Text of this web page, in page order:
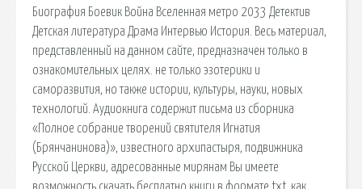
Биография Боевик Война Вселенная метро 2033 Детектив
Детская литература Драма Интервью История. Весь материал,
представленный на данном сайте, предназначен только в
ознакомительных целях. не только эзотерики и
саморазвития, но также истории, культуры, науки, новых
технологий. Аудиокнига содержит письма из сборника
«Полное собрание творений святителя Игнатия
(Брянчанинова)», известного архипастыря, подвижника
Русской Церкви, адресованные мирянам Вы имеете
возможность скачать бесплатно книги в формате txt, как